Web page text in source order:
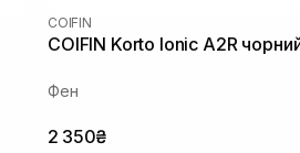
COIFIN
COIFIN Korto Ionic A2R
Фен
2 350₴